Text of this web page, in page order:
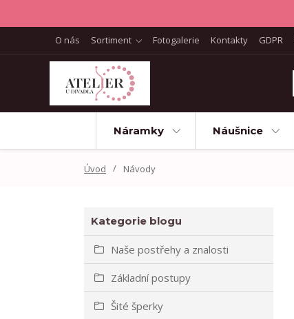
O nás Sortiment Fotogalerie Kontakty GDPR
Náramky Náušnice
Úvod Návody
Kategorie blogu
Naše postřehy a znalosti
Základní postupy
Šité šperky